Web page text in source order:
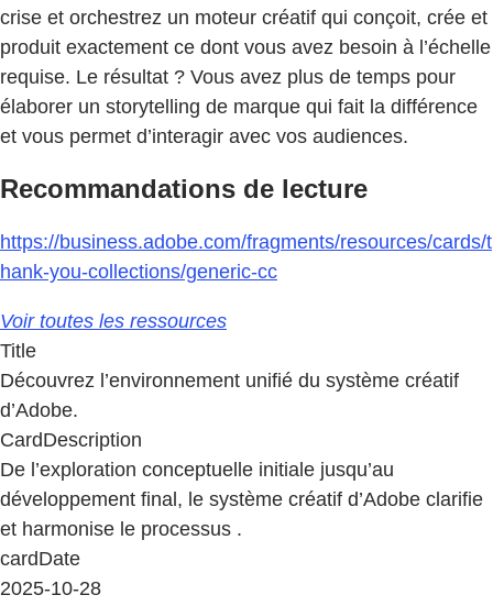
crise et orchestrez un moteur créatif qui conçoit, crée et
produit exactement ce dont vous avez besoin à l’échelle
requise. Le résultat ? Vous avez plus de temps pour
élaborer un storytelling de marque qui fait la différence
et vous permet d’interagir avec vos audiences.
Recommandations de lecture
https://business.adobe.com/fragments/resources/cards/t
hank-you-collections/generic-cc
Voir toutes les ressources
Title
Découvrez l’environnement unifié du système créatif
d’Adobe.
CardDescription
De l’exploration conceptuelle initiale jusqu’au
développement final, le système créatif d’Adobe clarifie
et harmonise le processus .
cardDate
2025-10-28